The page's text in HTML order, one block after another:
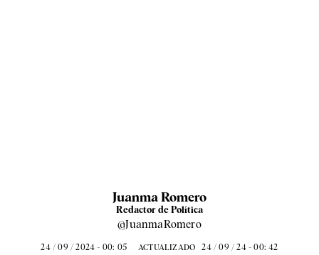
Juanma Romero
Redactor de Política
@JuanmaRomero
24 / 09 / 2024 - 00: 05 ACTUALIZADO 24 / 09 / 24 - 00: 42